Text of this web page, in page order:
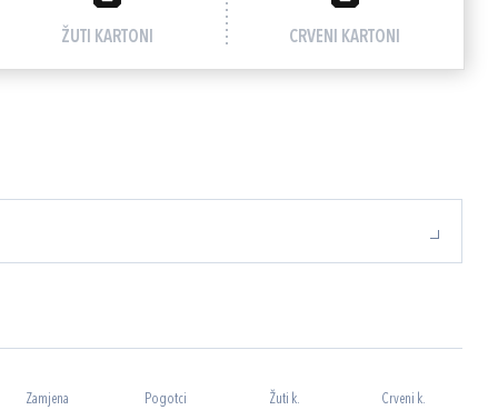
ŽUTI KARTONI CRVENI KARTONI
Zamjena Pogotci Žuti k. Crveni k.